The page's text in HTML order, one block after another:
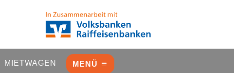
MIETWAGEN MENÜ